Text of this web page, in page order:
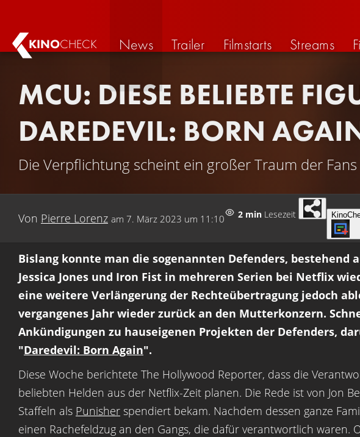
KINOCHECK News Trailer Filmstarts Streams
MCU: DIESE BELIEBTE
DAREDEVIL: BORN
Die Verpflichtung scheint ein großer Traum der
Von Pierre Lorenz am 7. März 2023 um 11:10 2 min Lesezeit
Bislang konnte man die sogenannten Defenders, bestehend
Jessica Jones und Iron Fist in mehreren Serien bei Netflix
eine weitere Verlängerung der Rechteübertragung jedoch
vergangenes Jahr wieder zurück an den Mutterkonzern.
Ankündigungen zu hauseigenen Projekten der Defenders,
"Daredevil: Born Again".
Diese Woche berichtete The Hollywood Reporter, dass die
beliebten Helden aus der Netflix-Zeit planen. Die Rede ist von Jon
Staffeln als Punisher spendiert bekam. Nachdem dessen ganze
einen Rachefeldzug an den Gangs, die dafür verantwortlich waren.